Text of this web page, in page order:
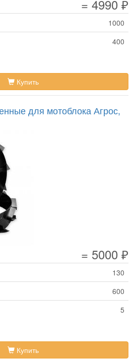
= 4990 ₽
1000
400
Купить
для мотоблока Агрос,
= 5000 ₽
130
600
5
Купить